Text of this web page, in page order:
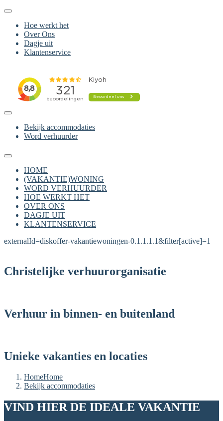
Hoe werkt het
Over Ons
Dagje uit
Klantenservice
Bekijk accommodaties
Word verhuurder
HOME
(VAKANTIE)WONING
WORD VERHUURDER
HOE WERKT HET
OVER ONS
DAGJE UIT
KLANTENSERVICE
externalId=diskoffer-vakantiewoningen-0.1.1.1.1&filter[active]=1
Christelijke verhuurorganisatie
Verhuur in binnen- en buitenland
Unieke vakanties en locaties
HomeHome
Bekijk accommodaties
VIND HIER DE IDEALE VAKANTIE